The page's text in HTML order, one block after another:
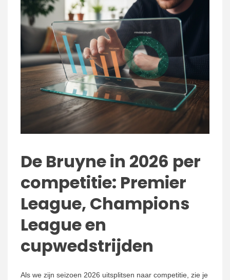
De Bruyne in 2026 per
competitie: Premier
League, Champions
League en
cupwedstrijden
Als we zijn seizoen 2026 uitsplitsen naar competitie, zie je